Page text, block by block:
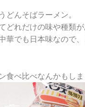
どんそばラーメン。
どれだけの味や種類が
華でも日本味なので
食べ比べなんかもしま